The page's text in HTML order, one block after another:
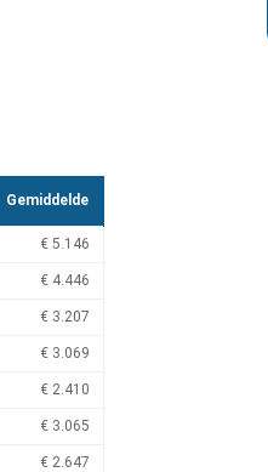
Gemiddelde
€ 5.146
€ 4.446
€ 3.207
€ 3.069
€ 2.410
€ 3.065
€ 2.647